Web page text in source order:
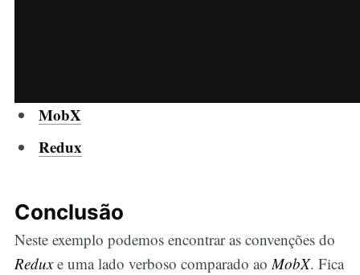
MobX
Redux
Conclusão
Neste exemplo podemos encontrar as convenções do
Reduxe uma lado verboso comparado aoMobX. Fica